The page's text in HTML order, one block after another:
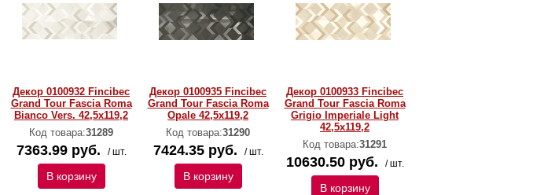
Декор 0100932 Fincibec
Grand Tour Fascia Roma
Bianco Vers. 42,5x119,2
Код товара:31289
7363.99 руб. / шт.
В корзину
Декор 0100935 Fincibec
Grand Tour Fascia Roma
Opale 42,5x119,2
Код товара:31290
7424.35 руб. / шт.
В корзину
Декор 0100933 Fincibec
Grand Tour Fascia Roma
Grigio Imperiale Light
42,5x119,2
Код товара:31291
10630.50 руб. / шт.
В корзину